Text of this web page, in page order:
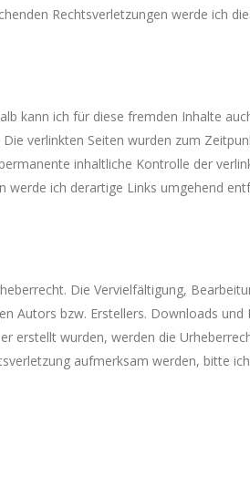
Rechtsverletzungen werde ich
kann ich für diese fremden Inhalte
verlinkten Seiten wurden zum
inhaltliche Kontrolle der
werde ich derartige Links umgehend
Die Vervielfältigung,
Autors bzw. Erstellers. Downloads und
erstellt wurden, werden die
aufmerksam werden, bitte